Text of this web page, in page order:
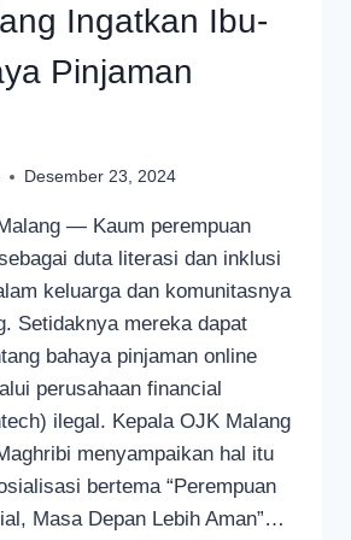
Ingatkan Ibu-
Pinjaman
Desember 23, 2024
— Kaum perempuan
duta literasi dan inklusi
keluarga dan komunitasnya
Setidaknya mereka dapat
bahaya pinjaman online
perusahaan financial
ilegal. Kepala OJK Malang
menyampaikan hal itu
bertema “Perempuan
Masa Depan Lebih Aman”…